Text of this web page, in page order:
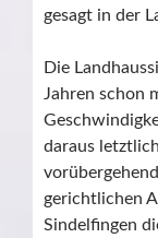
gesagt in der
Die
Jahren schon
daraus
gerichtlichen
Sindelfingen